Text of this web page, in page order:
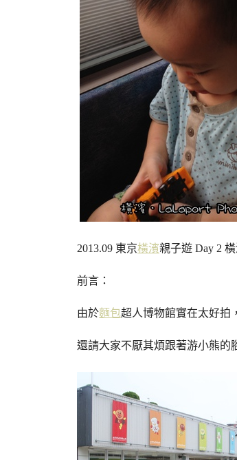
2013.09 東京橫濱親子遊 Day 2
前言：
由於麵包超人博物館實在太好拍
還請大家不厭其煩跟著游小熊的